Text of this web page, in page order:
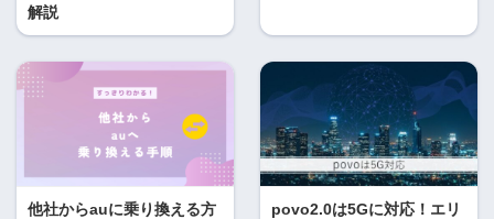
解説
他社からauに乗り換える方
povo2.0は5Gに対応！エリ